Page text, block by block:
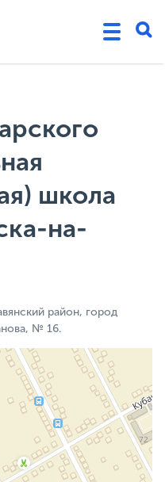
школа
на-
район, город
№ 16.